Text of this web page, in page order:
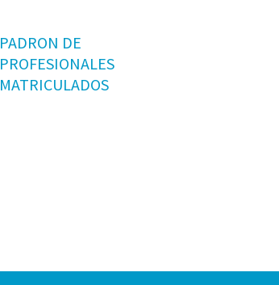
PADRON DE
PROFESIONALES
MATRICULADOS